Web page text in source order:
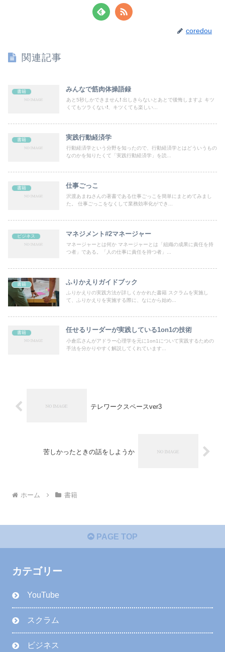
coredou
関連記事
書籍 みんなで筋肉体操語録
あと5秒しかできません❗ 出しきらないとあとで後悔しますよ キツ
くてもツラくない❗、キツくても楽しい...
書籍 実践行動経済学
行動経済学という分野を知ったので、行動経済学とはどういうもの
なのかを知りたくて「実践行動経済学」を読...
書籍 仕事ごっこ
沢渡あまねさんの著書である仕事ごっこを簡単にまとめてみまし
た。 仕事ごっこをなくして業務効率化ができ...
ビジネス マネジメント#2マネージャー
マネージャーとは何か マネージャーとは「組織の成果に責任を持
つ者」である。「人の仕事に責任を持つ者」...
書籍 ふりかえりガイドブック
ふりかえりの実践方法が詳しくかかれた書籍 スクラムを実施し
て、ふりかえりを実施する際に、なにから始め...
書籍 任せるリーダーが実践している1on1の技術
小倉広さんがアドラー心理学を元に1on1について実践するための
手法を分かりやすく解説してくれています...
テレワークスペースver3
苦しかったときの話をしようか
ホーム 書籍
PAGE TOP
カテゴリー
YouTube
スクラム
ビジネス